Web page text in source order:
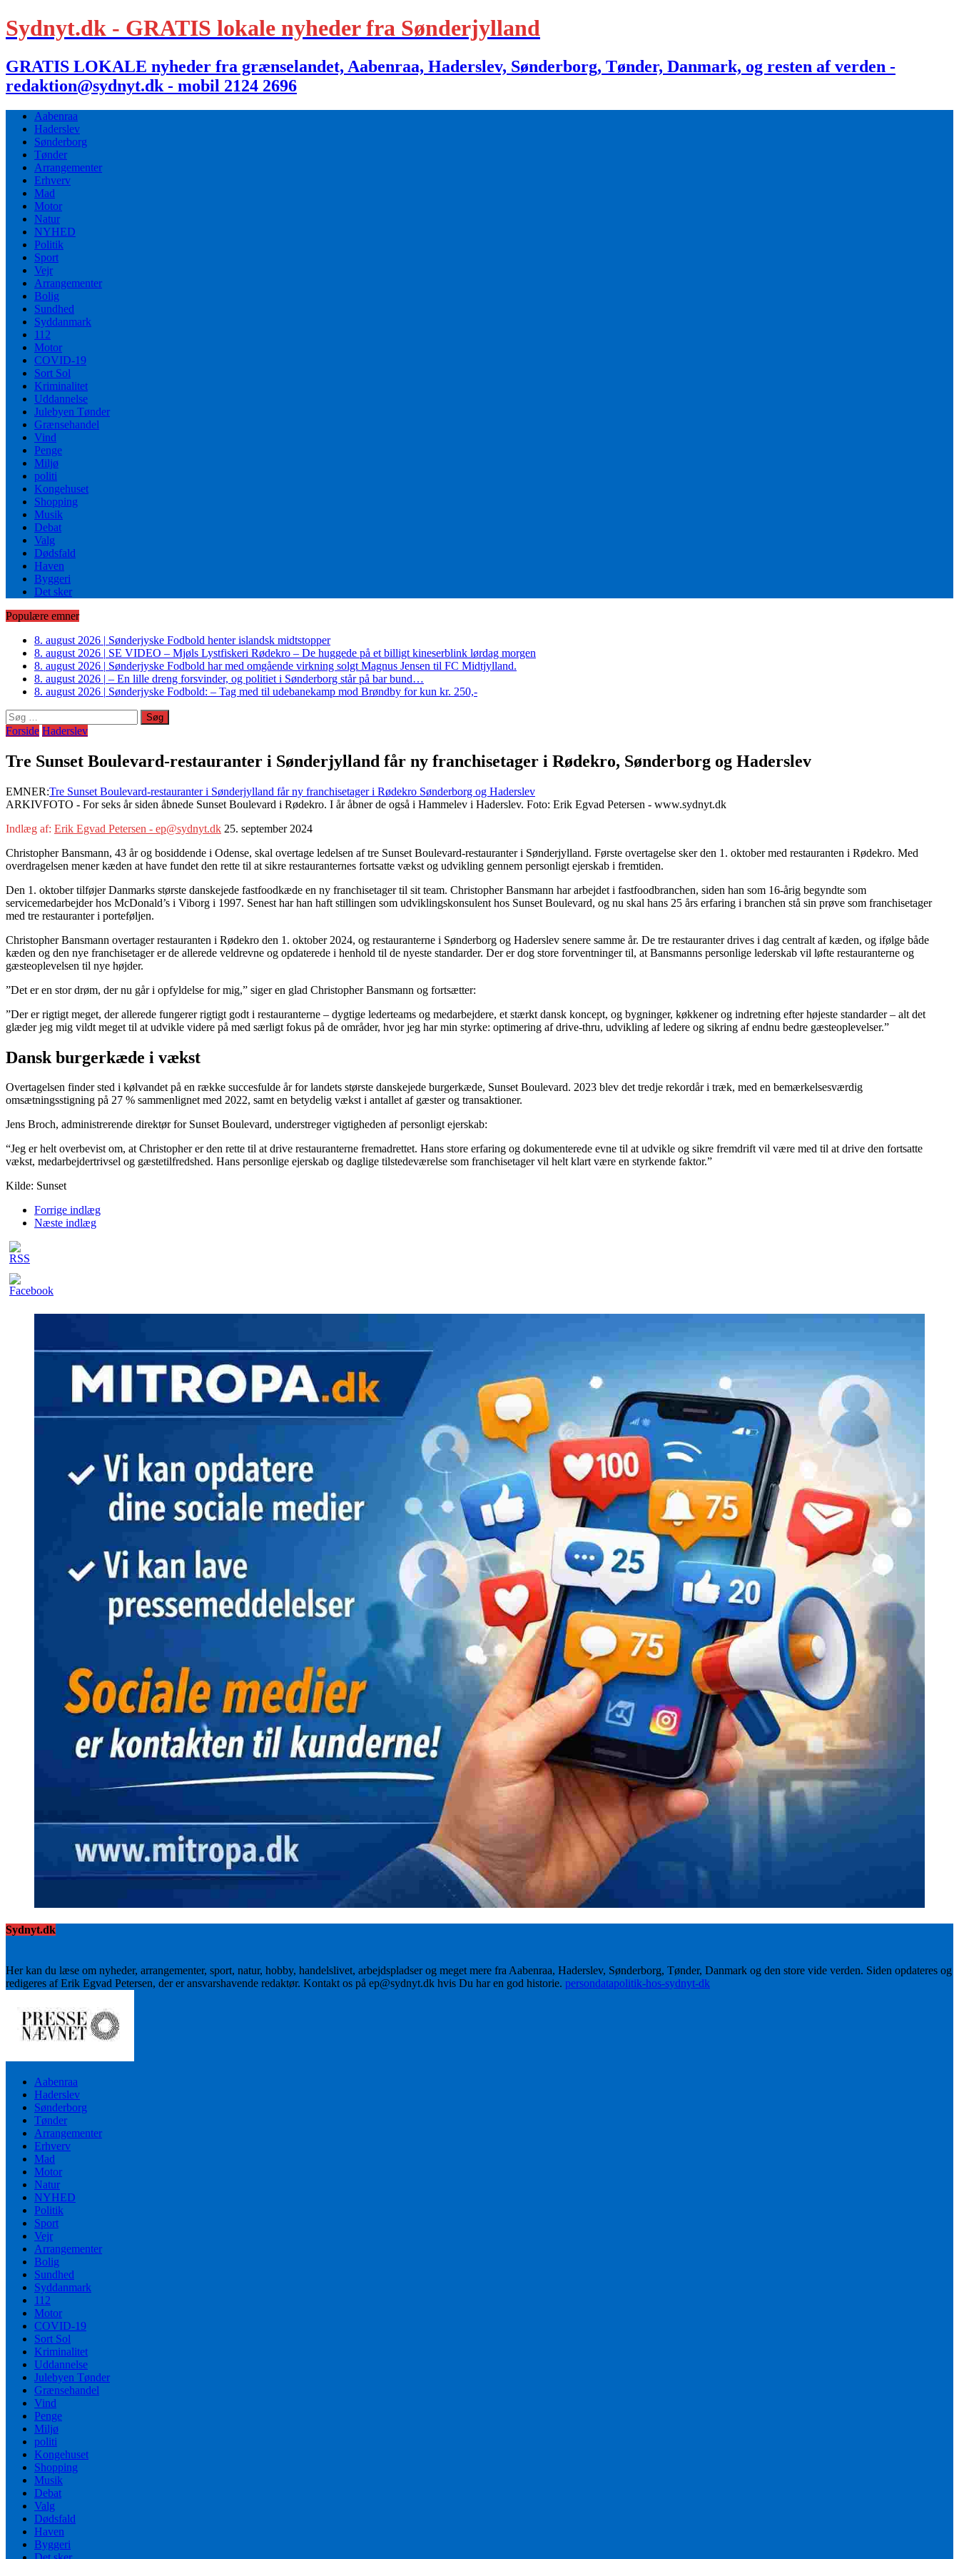
Sydnyt.dk - GRATIS lokale nyheder fra Sønderjylland
GRATIS LOKALE nyheder fra grænselandet, Aabenraa, Haderslev, Sønderborg, Tønder, Danmark, og resten af verden -
redaktion@sydnyt.dk - mobil 2124 2696
Aabenraa
Haderslev
Sønderborg
Tønder
Arrangementer
Erhverv
Mad
Motor
Natur
NYHED
Politik
Sport
Vejr
Arrangementer
Bolig
Sundhed
Syddanmark
112
Motor
COVID-19
Sort Sol
Kriminalitet
Uddannelse
Julebyen Tønder
Grænsehandel
Vind
Penge
Miljø
politi
Kongehuset
Shopping
Musik
Debat
Valg
Dødsfald
Haven
Byggeri
Det sker
Populære emner
8. august 2026 | Sønderjyske Fodbold henter islandsk midtstopper
8. august 2026 | SE VIDEO – Mjøls Lystfiskeri Rødekro – De huggede på et billigt kineserblink lørdag morgen
8. august 2026 | Sønderjyske Fodbold har med omgående virkning solgt Magnus Jensen til FC Midtjylland.
8. august 2026 | – En lille dreng forsvinder, og politiet i Sønderborg står på bar bund…
8. august 2026 | Sønderjyske Fodbold: – Tag med til udebanekamp mod Brøndby for kun kr. 250,-
Søg
efter:
Forside Haderslev
Tre Sunset Boulevard-restauranter i Sønderjylland får ny franchisetager i Rødekro, Sønderborg og Haderslev
EMNER:Tre Sunset Boulevard-restauranter i Sønderjylland får ny franchisetager i Rødekro Sønderborg og Haderslev
ARKIVFOTO - For seks år siden åbnede Sunset Boulevard i Rødekro. I år åbner de også i Hammelev i Haderslev. Foto: Erik Egvad Petersen - www.sydnyt.dk
Indlæg af: Erik Egvad Petersen - ep@sydnyt.dk 25. september 2024
Christopher Bansmann, 43 år og bosiddende i Odense, skal overtage ledelsen af tre Sunset Boulevard-restauranter i Sønderjylland. Første overtagelse sker den 1. oktober med restauranten i Rødekro. Med
overdragelsen mener kæden at have fundet den rette til at sikre restauranternes fortsatte vækst og udvikling gennem personligt ejerskab i fremtiden.
Den 1. oktober tilføjer Danmarks største danskejede fastfoodkæde en ny franchisetager til sit team. Christopher Bansmann har arbejdet i fastfoodbranchen, siden han som 16-årig begyndte som
servicemedarbejder hos McDonald’s i Viborg i 1997. Senest har han haft stillingen som udviklingskonsulent hos Sunset Boulevard, og nu skal hans 25 års erfaring i branchen stå sin prøve som franchisetager
med tre restauranter i porteføljen.
Christopher Bansmann overtager restauranten i Rødekro den 1. oktober 2024, og restauranterne i Sønderborg og Haderslev senere samme år. De tre restauranter drives i dag centralt af kæden, og ifølge både
kæden og den nye franchisetager er de allerede veldrevne og opdaterede i henhold til de nyeste standarder. Der er dog store forventninger til, at Bansmanns personlige lederskab vil løfte restauranterne og
gæsteoplevelsen til nye højder.
”Det er en stor drøm, der nu går i opfyldelse for mig,” siger en glad Christopher Bansmann og fortsætter:
”Der er rigtigt meget, der allerede fungerer rigtigt godt i restauranterne – dygtige lederteams og medarbejdere, et stærkt dansk koncept, og bygninger, køkkener og indretning efter højeste standarder – alt det
glæder jeg mig vildt meget til at udvikle videre på med særligt fokus på de områder, hvor jeg har min styrke: optimering af drive-thru, udvikling af ledere og sikring af endnu bedre gæsteoplevelser.”
Dansk burgerkæde i vækst
Overtagelsen finder sted i kølvandet på en række succesfulde år for landets største danskejede burgerkæde, Sunset Boulevard. 2023 blev det tredje rekordår i træk, med en bemærkelsesværdig
omsætningsstigning på 27 % sammenlignet med 2022, samt en betydelig vækst i antallet af gæster og transaktioner.
Jens Broch, administrerende direktør for Sunset Boulevard, understreger vigtigheden af personligt ejerskab:
“Jeg er helt overbevist om, at Christopher er den rette til at drive restauranterne fremadrettet. Hans store erfaring og dokumenterede evne til at udvikle og sikre fremdrift vil være med til at drive den fortsatte
vækst, medarbejdertrivsel og gæstetilfredshed. Hans personlige ejerskab og daglige tilstedeværelse som franchisetager vil helt klart være en styrkende faktor.”
Kilde: Sunset
Forrige indlæg
Næste indlæg
Sydnyt.dk
Her kan du læse om nyheder, arrangementer, sport, natur, hobby, handelslivet, arbejdspladser og meget mere fra Aabenraa, Haderslev, Sønderborg, Tønder, Danmark og den store vide verden. Siden opdateres og
redigeres af Erik Egvad Petersen, der er ansvarshavende redaktør. Kontakt os på ep@sydnyt.dk hvis Du har en god historie. persondatapolitik-hos-sydnyt-dk
Aabenraa
Haderslev
Sønderborg
Tønder
Arrangementer
Erhverv
Mad
Motor
Natur
NYHED
Politik
Sport
Vejr
Arrangementer
Bolig
Sundhed
Syddanmark
112
Motor
COVID-19
Sort Sol
Kriminalitet
Uddannelse
Julebyen Tønder
Grænsehandel
Vind
Penge
Miljø
politi
Kongehuset
Shopping
Musik
Debat
Valg
Dødsfald
Haven
Byggeri